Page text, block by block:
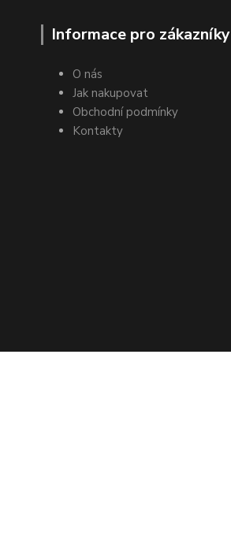
Informace pro zákazníky
O nás
Jak nakupovat
Obchodní podmínky
Kontakty